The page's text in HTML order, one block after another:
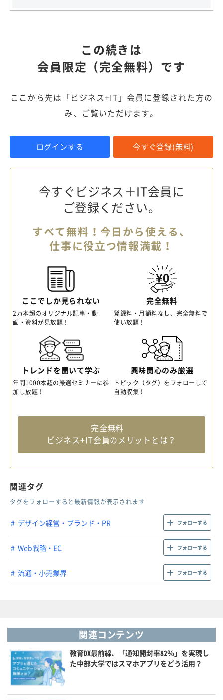
この続きは
会員限定（完全無料）です
ここから先は「ビジネス+IT」会員に登録された方の
み、ご覧いただけます。
ログインする 今すぐ登録(無料)
今すぐビジネス＋IT会員に
ご登録ください。
すべて無料！今日から使える、
仕事に役立つ情報満載！
ここでしか見られない
2万本超のオリジナル記事・動
画・資料が見放題！
完全無料
登録料・月額料なし、完全無料で
使い放題！
トレンドを聞いて学ぶ
年間1000本超の厳選セミナーに参
加し放題！
興味関心のみ厳選
トピック（タグ）をフォローして
自動収集！
完全無料
ビジネス+IT会員のメリットとは？
関連タグ
タグをフォローすると最新情報が表示されます
デザイン経営・ブランド・PR フォローする
Web戦略・EC フォローする
流通・小売業界 フォローする
関連コンテンツ
教育DX最前線、「通知開封率82％」を実現し
た中部大学ではスマホアプリをどう活用？